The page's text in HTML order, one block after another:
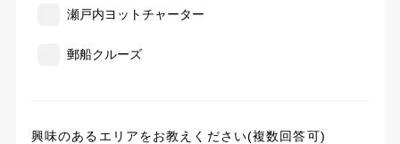
瀬戸内ヨットチャーター
郵船クルーズ
興味のあるエリアをお教えください(複数回答可)